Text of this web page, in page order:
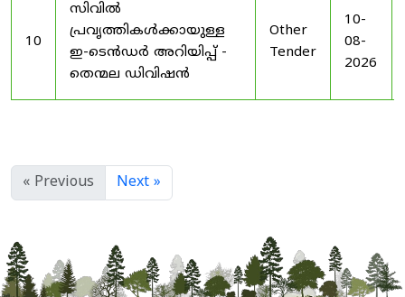
10
സിവിൽ
പ്രവൃത്തികൾക്കായുള്ള
ഇ-ടെൻഡർ അറിയിപ്പ് -
തെന്മല ഡിവിഷൻ
Other
Tender
10-
08-
2026
« Previous Next »